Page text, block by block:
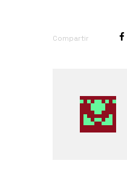
Compartir